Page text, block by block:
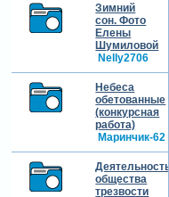
Зимний
сон. Фото
Елены
Шумиловой
Nelly2706
Небеса
обетованные
(конкурсная
работа)
Маринчик-62
Деятельность
общества
трезвости